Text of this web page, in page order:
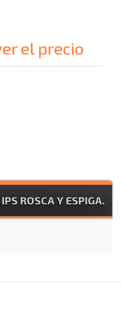
el precio
ROSCA Y ESPIGA.